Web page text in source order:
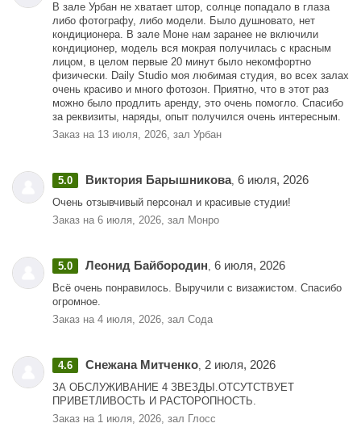
В зале Урбан не хватает штор, солнце попадало в глаза
либо фотографу, либо модели. Было душновато, нет
кондиционера. В зале Моне нам заранее не включили
кондиционер, модель вся мокрая получилась с красным
лицом, в целом первые 20 минут было некомфортно
физически. Daily Studio моя любимая студия, во всех залах
очень красиво и много фотозон. Приятно, что в этот раз
можно было продлить аренду, это очень помогло. Спасибо
за реквизиты, наряды, опыт получился очень интересным.
Заказ на 13 июля, 2026, зал Урбан
5.0 Виктория Барышникова, 6 июля, 2026
Очень отзывчивый персонал и красивые студии!
Заказ на 6 июля, 2026, зал Монро
5.0 Леонид Байбородин, 6 июля, 2026
Всё очень понравилось. Выручили с визажистом. Спасибо
огромное.
Заказ на 4 июля, 2026, зал Сода
4.6 Снежана Митченко, 2 июля, 2026
ЗА ОБСЛУЖИВАНИЕ 4 ЗВЕЗДЫ.ОТСУТСТВУЕТ
ПРИВЕТЛИВОСТЬ И РАСТОРОПНОСТЬ.
Заказ на 1 июля, 2026, зал Глосс